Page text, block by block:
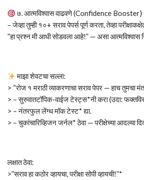
७. आत्मविश्वास वाढवणे (Confidence Booster)
– जेव्हा तुम्ही १०+ सराव पेपर्स पूर्ण करता, तेव्हा
“हा प्रश्न मी आधी सोडवला आहे!” — असा आत्मविश्वास
माझा शेवटचा सल्ला:
> “रोज १ मराठी व्याकरणाचा सराव पेपर — हाच तुमचा
> – सुरुवातटॉपिक-वाईज टेस्ट्स*नी करा (उदा:
> – नंतरफुल लेंग्थ मॉक टेस्ट* द्या.
> – चुकांचारिव्हिजन जर्नल* ठेवा — परीक्षेच्या आदल्या
लक्षात ठेवा:
>”सराव हा कठोर व्हायचा, परीक्षा सोपी व्हायची!”*